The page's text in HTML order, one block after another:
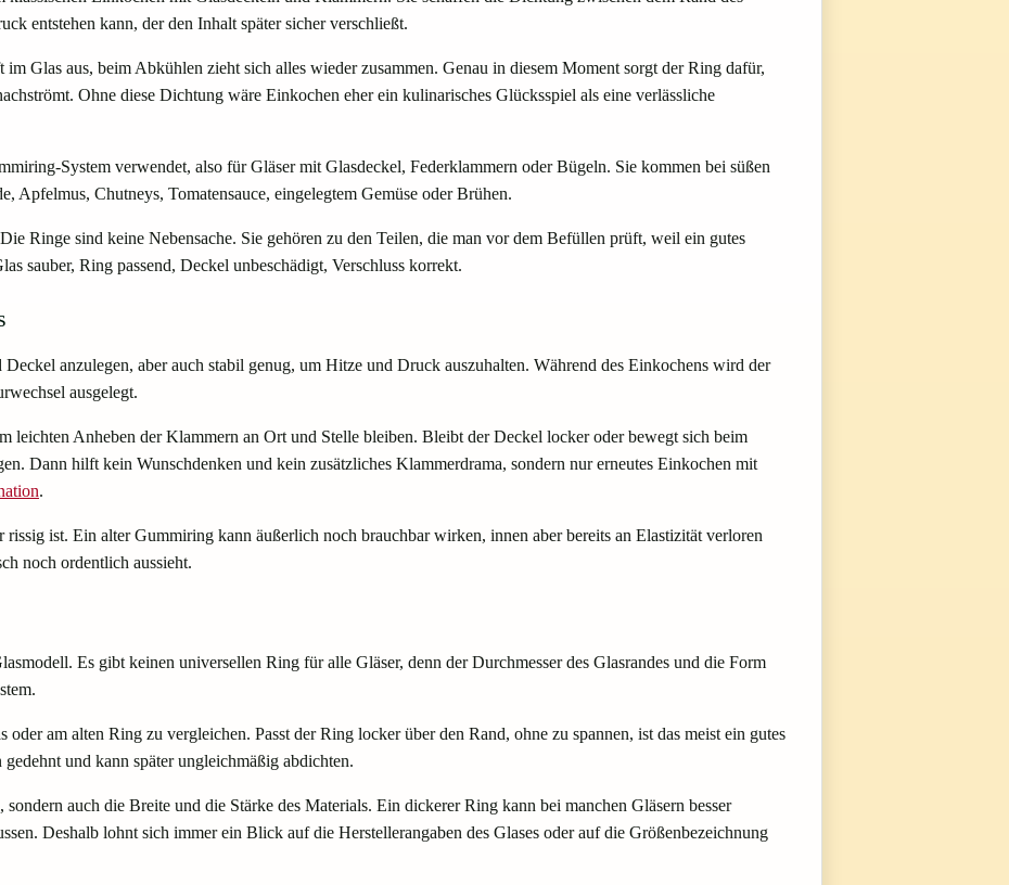
entstehen kann, der den Inhalt später sicher verschließt.
Glas aus, beim Abkühlen zieht sich alles wieder zusammen. Genau in diesem Moment sorgt der Ring dafür,
Ohne diese Dichtung wäre Einkochen eher ein kulinarisches Glücksspiel als eine verlässliche
System verwendet, also für Gläser mit Glasdeckel, Federklammern oder Bügeln. Sie kommen bei süßen
Apfelmus, Chutneys, Tomatensauce, eingelegtem Gemüse oder Brühen.
Ringe sind keine Nebensache. Sie gehören zu den Teilen, die man vor dem Befüllen prüft, weil ein gutes
sauber, Ring passend, Deckel unbeschädigt, Verschluss korrekt.
anzulegen, aber auch stabil genug, um Hitze und Druck auszuhalten. Während des Einkochens wird der
ausgelegt.
leichten Anheben der Klammern an Ort und Stelle bleiben. Bleibt der Deckel locker oder bewegt sich beim
Dann hilft kein Wunschdenken und kein zusätzliches Klammerdrama, sondern nur erneutes Einkochen mit
.
ist. Ein alter Gummiring kann äußerlich noch brauchbar wirken, innen aber bereits an Elastizität verloren
noch ordentlich aussieht.
Es gibt keinen universellen Ring für alle Gläser, denn der Durchmesser des Glasrandes und die Form
am alten Ring zu vergleichen. Passt der Ring locker über den Rand, ohne zu spannen, ist das meist ein gutes
und kann später ungleichmäßig abdichten.
auch die Breite und die Stärke des Materials. Ein dickerer Ring kann bei manchen Gläsern besser
Deshalb lohnt sich immer ein Blick auf die Herstellerangaben des Glases oder auf die Größenbezeichnung